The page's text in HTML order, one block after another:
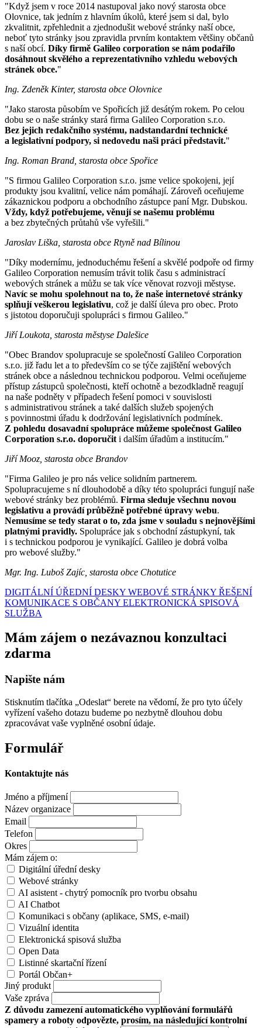
"Když jsem v roce 2014 nastupoval jako nový starosta obce
Olovnice, tak jedním z hlavním úkolů, které jsem si dal, bylo
zkvalitnit, zpřehlednit a zjednodušit webové stránky naší obce,
neboť tyto stránky jsou zpravidla prvním kontaktem většiny občanů
s naší obcí. Díky firmě Galileo corporation se nám podařilo
dosáhnout skvělého a reprezentativního vzhledu webových
stránek obce."
Ing. Zdeněk Kinter, starosta obce Olovnice
"Jako starosta působím ve Spořicích již desátým rokem. Po celou
dobu se o naše stránky stará firma Galileo Corporation s.r.o.
Bez jejich redakčního systému, nadstandardní technické
a legislativní podpory, si nedovedu naši práci představit."
Ing. Roman Brand, starosta obce Spořice
"S firmou Galileo Corporation s.r.o. jsme velice spokojeni, její
produkty jsou kvalitní, velice nám pomáhají. Zároveň oceňujeme
zákaznickou podporu a obchodního zástupce paní Mgr. Dubskou.
Vždy, když potřebujeme, věnují se našemu problému
a bez zbytečných průtahů vše vyřešili."
Jaroslav Liška, starosta obce Rtyně nad Bílinou
"Díky modernímu, jednoduchému řešení a skvělé podpoře od firmy
Galileo Corporation nemusím trávit tolik času s administrací
webových stránek a můžu se tak více věnovat rozvoji městyse.
Navíc se mohu spolehnout na to, že naše internetové stránky
splňují veškerou legislativu, což je další úleva pro obec. Proto
s jistotou doporučuji spolupráci s firmou Galileo."
Jiří Loukota, starosta městyse Dalešice
"Obec Brandov spolupracuje se společností Galileo Corporation
s.r.o. již řadu let a to především co se týče zajištění webových
stránek obce a následnou technickou podporou. Velmi oceňujeme
přístup zástupců společnosti, kteří ochotně a bezodkladně reagují
na naše podněty v případech řešení pomoci v souvislosti
s administrativou stránek a také dalších služeb spojených
s povinnostmi úřadu k dodržování legislativních podmínek.
Z pohledu dosavadní spolupráce můžeme společnost Galileo
Corporation s.r.o. doporučit i dalším úřadům a institucím."
Jiří Mooz, starosta obce Brandov
"Firma Galileo je pro nás velice solidním partnerem.
Spolupracujeme s ní dlouhodobě a díky této spolupráci fungují naše
webové stránky bez problémů. Firma sleduje všechnu novou
legislativu a provádí průběžně potřebné úpravy webu.
Nemusíme se tedy starat o to, zda jsme v souladu s nejnovějšími
platnými pravidly. Spolupráce jak s obchodní zástupkyní, tak
i s technickou podporou je vynikající. Galileo je dobrá volba
pro webové služby."
Mgr. Ing. Luboš Zajíc, starosta obce Chotutice
DIGITÁLNÍ ÚŘEDNÍ DESKY WEBOVÉ STRÁNKY ŘEŠENÍ
KOMUNIKACE S OBČANY ELEKTRONICKÁ SPISOVÁ
SLUŽBA
Mám zájem o nezávaznou konzultaci
zdarma
Napište nám
Stisknutím tlačítka „Odeslat“ berete na vědomí, že pro tyto účely
vyřízení vašeho dotazu budeme po nezbytně dlouhou dobu
zpracovávat vaše vyplněné osobní údaje.
Formulář
Kontaktujte nás
Jméno a příjmení
Název organizace
Email
Telefon
Okres
Mám zájem o:
Digitální úřední desky
Webové stránky
AI asistent - chytrý pomocník pro tvorbu obsahu
AI Chatbot
Komunikaci s občany (aplikace, SMS, e-mail)
Vizuální identita
Elektronická spisová služba
Open Data
Listinné skartační řízení
Portál Občan+
Jiný produkt
Vaše zpráva
Z důvodu zamezení automatického vyplňování formulářů
spamery a roboty odpovězte, prosím, na následující kontrolní